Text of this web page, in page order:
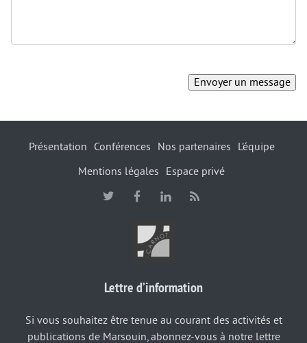
Présentation Conférences Nos partenaires
L’équipe
Mentions légales
Espace privé
Lettre d’information
Si vous souhaitez être tenue au courant des activités et
publications de Marsouin, abonnez-vous à notre lettre